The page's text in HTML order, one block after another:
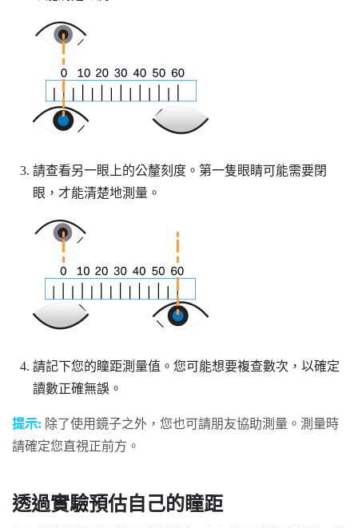
請查看另一眼上的公釐刻度。第一隻眼睛可能需要閉
眼，才能清楚地測量。
請記下您的瞳距測量值。您可能想要複查數次，以確定
讀數正確無誤。
提示: 除了使用鏡子之外，您也可請朋友協助測量。測量時
請確定您直視正前方。
透過實驗預估自己的瞳距